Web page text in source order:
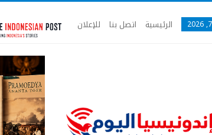
الرئيسية اتصل بنا للإعلان